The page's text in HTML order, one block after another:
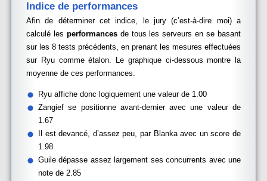
Indice de performances
Afin de déterminer cet indice, le jury (c’est-à-dire moi) a
calculé les performances de tous les serveurs en se basant
sur les 8 tests précédents, en prenant les mesures effectuées
sur Ryu comme étalon. Le graphique ci-dessous montre la
moyenne de ces performances.
Ryu affiche donc logiquement une valeur de 1.00
Zangief se positionne avant-dernier avec une valeur de
1.67
Il est devancé, d’assez peu, par Blanka avec un score de
1.98
Guile dépasse assez largement ses concurrents avec une
note de 2.85